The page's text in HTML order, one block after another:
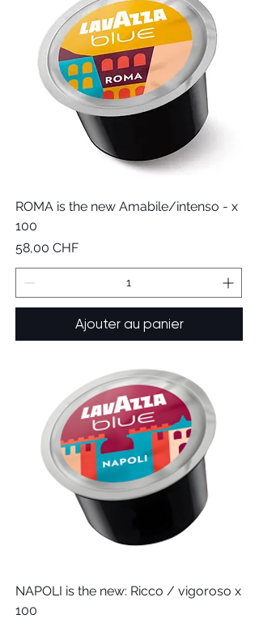
ROMA is the new Amabile/intenso - x
100
Prix
58,00 CHF
Ajouter au panier
NAPOLI is the new: Ricco / vigoroso x
100